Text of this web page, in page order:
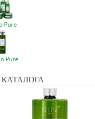
Pure
Pure